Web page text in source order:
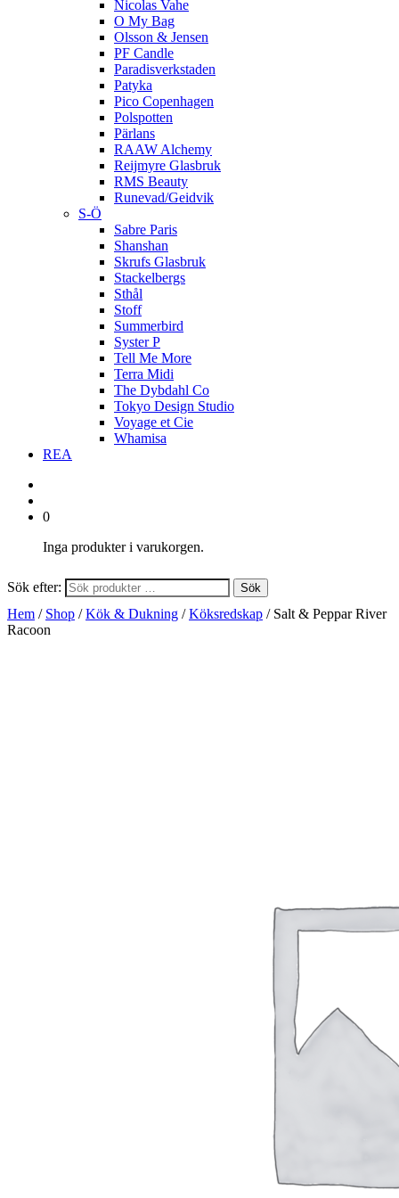
Nicolas Vahe
O My Bag
Olsson & Jensen
PF Candle
Paradisverkstaden
Patyka
Pico Copenhagen
Polspotten
Pärlans
RAAW Alchemy
Reijmyre Glasbruk
RMS Beauty
Runevad/Geidvik
S-Ö
Sabre Paris
Shanshan
Skrufs Glasbruk
Stackelbergs
Sthål
Stoff
Summerbird
Syster P
Tell Me More
Terra Midi
The Dybdahl Co
Tokyo Design Studio
Voyage et Cie
Whamisa
REA
0
Inga produkter i varukorgen.
Sök efter: Sök
Hem / Shop /Kök & Dukning /Köksredskap / Salt & Peppar River
Racoon